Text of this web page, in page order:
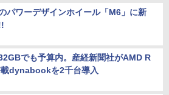
パワーデザインホイール「M6」に新
でも予算内。産経新聞社がAMD R
dynabookを2千台導入